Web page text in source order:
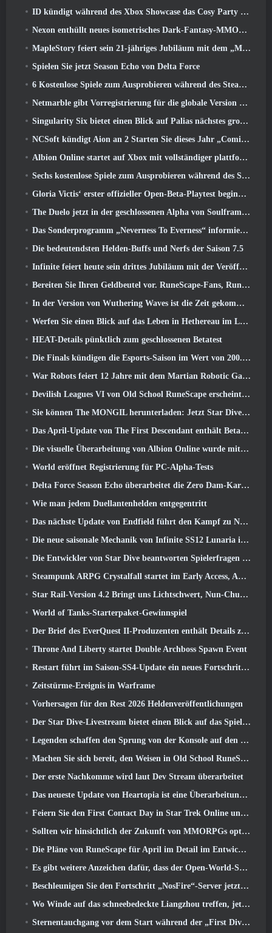
ID kündigt während des Xbox Showcase das Cosy Party Platformer-Spiel Totopia an, Startet Beta-Rekrutierung
Nexon enthüllt neues isometrisches Dark-Fantasy-MMORPG, Glut der Ungekrönten
MapleStory feiert sein 21-jähriges Jubiläum mit dem „Maple University Event“
Spielen Sie jetzt Season Echo von Delta Force
6 Kostenlose Spiele zum Ausprobieren während des Steam Medieval Fest
Netmarble gibt Vorregistrierung für die globale Version des Sci-Fi-MMORPG RF Online Next bekannt
Singularity Six bietet einen Blick auf Palias nächstes großes Update The Royal Highlands
NCSoft kündigt Aion an 2 Starten Sie dieses Jahr „Coming West“.
Albion Online startet auf Xbox mit vollständiger plattformübergreifender Wiedergabe
Sechs kostenlose Spiele zum Ausprobieren während des Steam Medieval Fest
Gloria Victis‘ erster offizieller Open-Beta-Playtest beginnt heute
The Duelo jetzt in der geschlossenen Alpha von Soulframe verfügbar
Das Sonderprogramm „Neverness To Everness“ informiert Spieler darüber, was sie bei der Veröffentlichung erwartet
Die bedeutendsten Helden-Buffs und Nerfs der Saison 7.5
Infinite feiert heute sein drittes Jubiläum mit der Veröffentlichung von SS12 Lunaria
Bereiten Sie Ihren Geldbeutel vor. RuneScape-Fans, RuneFest-Tickets stehen kurz vor dem Verkauf
In der Version von Wuthering Waves ist die Zeit gekommen, Aemeath zu retten 3.3 Aktualisieren
Werfen Sie einen Blick auf das Leben in Hethereau im Launch-Gameplay-Vorschauvideo von Neverness To Everness
HEAT-Details pünktlich zum geschlossenen Betatest
Die Finals kündigen die Esports-Saison im Wert von 200.000 US-Dollar an
War Robots feiert 12 Jahre mit dem Martian Robotic Games Event
Devilish Leagues VI von Old School RuneScape erscheint heute
Sie können The MONGIL herunterladen: Jetzt Star Dive-Client
Das April-Update von The First Descendant enthält Beta-Versionen neuer Endgame-Inhalte
Die visuelle Überarbeitung von Albion Online wurde mit dem heutigen Start des Radiant Wilds-Updates eingestellt
World eröffnet Registrierung für PC-Alpha-Tests
Delta Force Season Echo überarbeitet die Zero Dam-Karte und erweitert das Operations-Gameplay
Wie man jedem Duellantenhelden entgegentritt
Das nächste Update von Endfield führt den Kampf zu Nefarith
Die neue saisonale Mechanik von Infinite SS12 Lunaria ist eine der „größten Ergänzungen“ des Spiels
Die Entwickler von Star Dive beantworten Spielerfragen im Überraschungs-Livestream
Steampunk ARPG Crystalfall startet im Early Access, Aber nicht ohne ein paar Macken
Star Rail-Version 4.2 Bringt uns Lichtschwert, Nun-Chuck, Schlagzeuger-Wegbereiter und ein Emanator der Hochstimmung
World of Tanks-Starterpaket-Gewinnspiel
Der Brief des EverQuest II-Produzenten enthält Details zum Time-Locked-Erweiterungsserver
Throne And Liberty startet Double Archboss Spawn Event
Restart führt im Saison-SS4-Update ein neues Fortschrittssystem ein
Zeitstürme-Ereignis in Warframe
Vorhersagen für den Rest 2026 Heldenveröffentlichungen
Der Star Dive-Livestream bietet einen Blick auf das Spiel in Aktion vor der Veröffentlichung
Legenden schaffen den Sprung von der Konsole auf den PC
Machen Sie sich bereit, den Weisen in Old School RuneScape’s Leagues VI aus dem Käfig zu retten: Dämonische Pakte
Der erste Nachkomme wird laut Dev Stream überarbeitet
Das neueste Update von Heartopia ist eine Überarbeitung im Alice-im-Wunderland-Stil
Feiern Sie den First Contact Day in Star Trek Online und sichern Sie sich eine neue Version des Nobel Intel Battlecruiser
Sollten wir hinsichtlich der Zukunft von MMORPGs optimistisch sein??
Die Pläne von RuneScape für April im Detail im Entwicklervideo
Es gibt weitere Anzeichen dafür, dass der Open-World-Shooter StarCraft eine echte Sache sein könnte
Beschleunigen Sie den Fortschritt „NosFire“-Server jetzt in NosTale verfügbar
Wo Winde auf das schneebedeckte Liangzhou treffen, jetzt mit der Veröffentlichung der Version verfügbar 1.5
Sternentauchgang vor dem Start während der „First Dive Show“